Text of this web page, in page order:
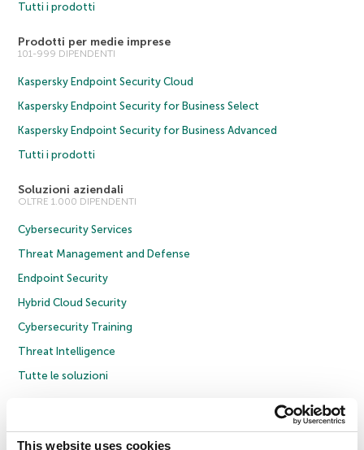
This website uses cookies
Tutti i prodotti
Prodotti per medie imprese
101-999 DIPENDENTI
Kaspersky Endpoint Security Cloud
Kaspersky Endpoint Security for Business Select
Kaspersky Endpoint Security for Business Advanced
Tutti i prodotti
Soluzioni aziendali
OLTRE 1.000 DIPENDENTI
Cybersecurity Services
Threat Management and Defense
Endpoint Security
Hybrid Cloud Security
Cybersecurity Training
Threat Intelligence
Tutte le soluzioni
Informativa sulla privacy
Policy anticorruzione
Contratto di licenza B2C